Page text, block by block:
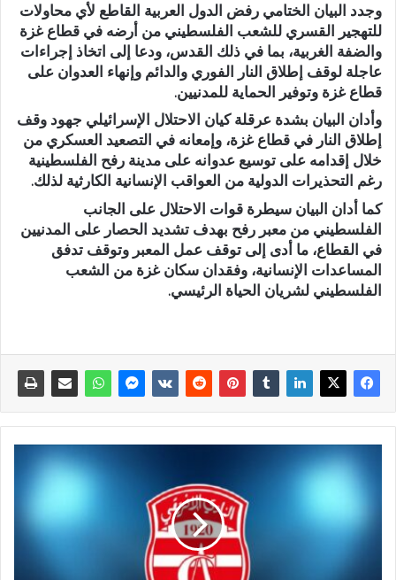
وجدد البيان الختامي رفض الدول العربية القاطع لأي محاولات
للتهجير القسري للشعب الفلسطيني من أرضه في قطاع غزة
والضفة الغربية، بما في ذلك القدس، ودعا إلى اتخاذ إجراءات
عاجلة لوقف إطلاق النار الفوري والدائم وإنهاء العدوان على
قطاع غزة وتوفير الحماية للمدنيين.
وأدان البيان بشدة عرقلة كيان الاحتلال الإسرائيلي جهود وقف
إطلاق النار في قطاع غزة، وإمعانه في التصعيد العسكري من
خلال إقدامه على توسيع عدوانه على مدينة رفح الفلسطينية
رغم التحذيرات الدولية من العواقب الإنسانية الكارثية لذلك.
كما أدان البيان سيطرة قوات الاحتلال على الجانب
الفلسطيني من معبر رفح بهدف تشديد الحصار على المدنيين
في القطاع، ما أدى إلى توقف عمل المعبر وتوقف تدفق
المساعدات الإنسانية، وفقدان سكان غزة من الشعب
الفلسطيني لشريان الحياة الرئيسي.